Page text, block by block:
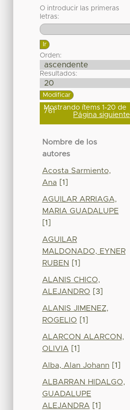
O introducir las primeras
letras:
Orden:
Resultados:
Mostrando ítems 1-20 de
761 Página siguiente
Nombre de los
autores
Acosta Sarmiento,
Ana [1]
AGUILAR ARRIAGA,
MARIA GUADALUPE
[1]
AGUILAR
MALDONADO, EYNER
RUBEN
[1]
ALANIS CHICO,
ALEJANDRO [3]
ALANIS JIMENEZ,
ROGELIO [1]
ALARCON ALARCON,
OLIVIA [1]
Alba, Alan Johann [1]
ALBARRAN HIDALGO,
GUADALUPE
ALEJANDRA [1]